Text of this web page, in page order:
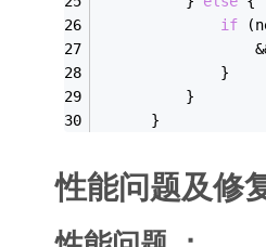
if
              }
          }
      }
性能问题及修